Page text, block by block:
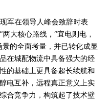
军在领导人峰会致辞时表
大核心路线，“宜电则电，
的全面考量，并已转化成显
在城配物流中具备强大的经
的基础上更具备超长续航和
电互补，远程真正意义上实
合竞争力，构筑起了技术壁